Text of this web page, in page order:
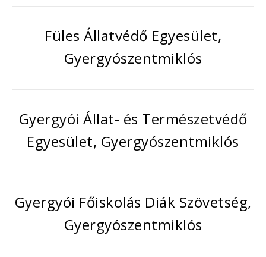
Füles Állatvédő Egyesület,
Gyergyószentmiklós
Gyergyói Állat- és Természetvédő
Egyesület, Gyergyószentmiklós
Gyergyói Főiskolás Diák Szövetség,
Gyergyószentmiklós